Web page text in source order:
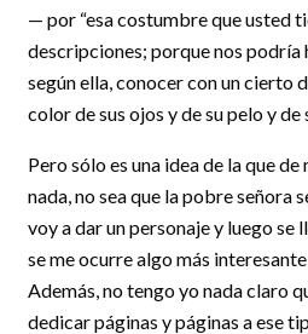
— por “esa costumbre que usted
descripciones; porque nos podría
según ella, conocer con un cierto
color de sus ojos y de su pelo y de
Pero sólo es una idea de la que
nada, no sea que la pobre señora
voy a dar un personaje y luego se
se me ocurre algo más
Además, no tengo yo nada claro
dedicar páginas y páginas a ese